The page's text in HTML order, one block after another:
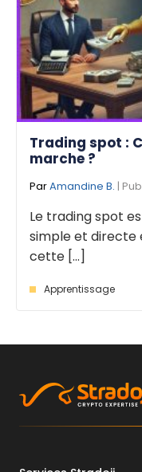
Trading spot :
marche ?
ParAmandine B. |
Le trading spot
simple et directe
cette [...]
Apprentissage